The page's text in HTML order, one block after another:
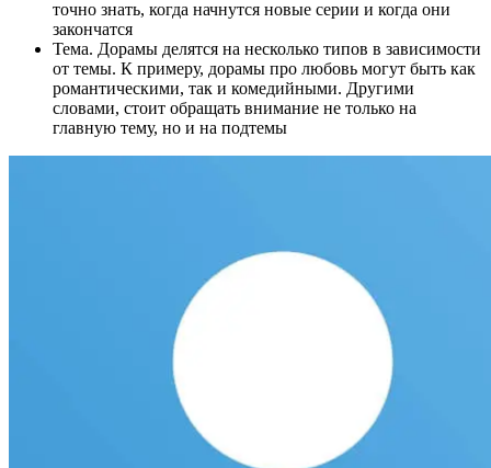
точно знать, когда начнутся новые серии и когда они
закончатся
Тема. Дорамы делятся на несколько типов в зависимости
от темы. К примеру, дорамы про любовь могут быть как
романтическими, так и комедийными. Другими
словами, стоит обращать внимание не только на
главную тему, но и на подтемы